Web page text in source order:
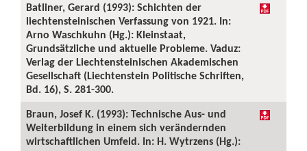
Batliner, Gerard (1993): Schichten der
liechtensteinischen Verfassung von 1921. In:
Arno Waschkuhn (Hg.): Kleinstaat,
Grundsätzliche und aktuelle Probleme. Vaduz:
Verlag der Liechtensteinischen Akademischen
Gesellschaft (Liechtenstein Politische Schriften,
Bd. 16), S. 281-300.
Braun, Josef K. (1993): Technische Aus- und
Weiterbildung in einem sich verändernden
wirtschaftlichen Umfeld. In: H. Wytrzens (Hg.):